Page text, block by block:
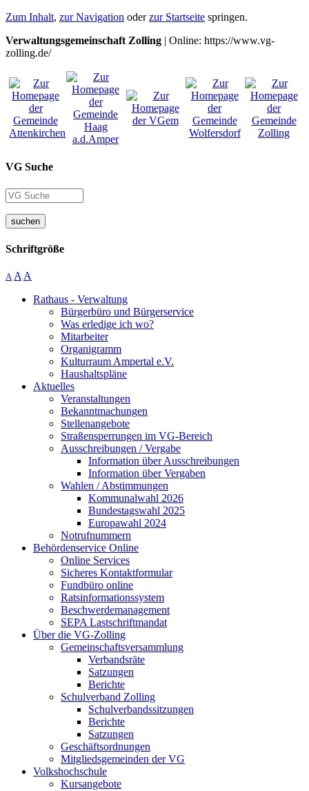
Zum Inhalt, zur Navigation oderzur Startseite springen.
Verwaltungsgemeinschaft Zolling | Online: https://www.vg-
zolling.de/
VG Suche
suchen
Schriftgröße
A A A
Rathaus - Verwaltung
Bürgerbüro und Bürgerservice
Was erledige ich wo?
Mitarbeiter
Organigramm
Kulturraum Ampertal e.V.
Haushaltspläne
Aktuelles
Veranstaltungen
Bekanntmachungen
Stellenangebote
Straßensperrungen im VG-Bereich
Ausschreibungen / Vergabe
Information über Ausschreibungen
Information über Vergaben
Wahlen / Abstimmungen
Kommunalwahl 2026
Bundestagswahl 2025
Europawahl 2024
Notrufnummern
Behördenservice Online
Online Services
Sicheres Kontaktformular
Fundbüro online
Ratsinformationssystem
Beschwerdemanagement
SEPA Lastschriftmandat
Über die VG-Zolling
Gemeinschaftsversammlung
Verbandsräte
Satzungen
Berichte
Schulverband Zolling
Schulverbandssitzungen
Berichte
Satzungen
Geschäftsordnungen
Mitgliedsgemeinden der VG
Volkshochschule
Kursangebote